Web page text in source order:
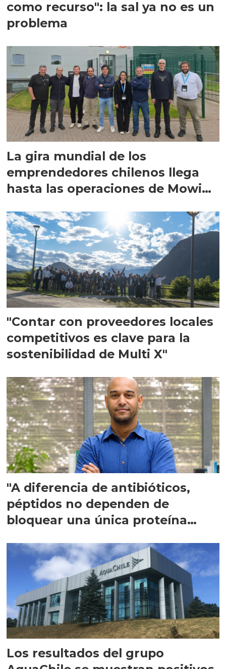
como recurso": la sal ya no es un
problema
La gira mundial de los
emprendedores chilenos llega
hasta las operaciones de Mowi
"Contar con proveedores locales
competitivos es clave para la
sostenibilidad de Multi X"
"A diferencia de antibióticos,
péptidos no dependen de
bloquear una única proteína
Los resultados del grupo